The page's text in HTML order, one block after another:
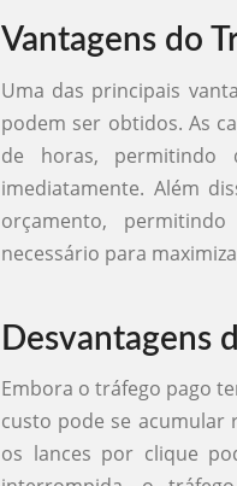
Vantagens do
Uma das principais
podem ser obtidos. As
de horas, permitindo
imediatamente. Além
orçamento,
necessário para
Desvantagens
Embora o tráfego pago
custo pode se acumular
os lances por clique